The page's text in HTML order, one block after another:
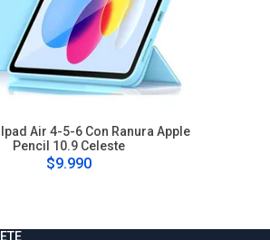
Air 4-5-6 Con Ranura Apple
Pencil 10.9 Celeste
$9.990